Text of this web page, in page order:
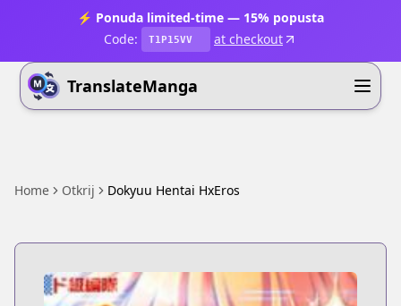
⚡ Ponuda limited-time — 15% popusta
Code:
T1P15VV at checkout
TranslateManga
Home Otkrij Dokyuu Hentai HxEros